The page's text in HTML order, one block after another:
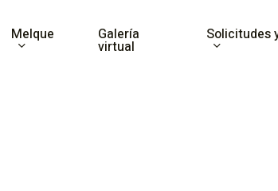
Melque Galería
virtual
Solicitudes